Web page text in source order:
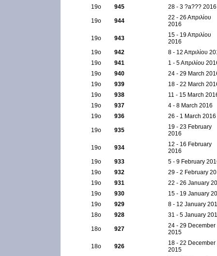
19ο
945 28 - 3 ?a??? 2016
19ο 944
22 - 26 Απριλίου
2016
19ο 943
15 - 19 Απριλίου
2016
19ο
942
8 - 12 Απριλίου
19ο
941
1 - 5 Απριλίου
19ο
940
24 - 29 March
19ο
939
18 - 22 March
19ο
938
11 - 15 March
19ο
937
4 - 8 March 2016
19ο
936 26 - 1 March 2016
19ο 935
19 - 23 February
2016
19ο 934
12 - 16 February
2016
19ο
933
5 - 9 February
19ο
932
29 - 2 February
19ο
931
22 - 26 January
19ο
930
15 - 19 January
19ο
929
8 - 12 January
18ο
928 31 - 5 January
18ο 927
24 - 29 December
2015
18ο 926
18 - 22 December
2015